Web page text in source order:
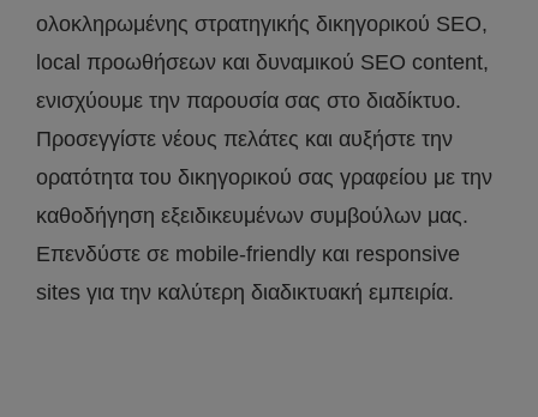
ολοκληρωμένης στρατηγικής δικηγορικού SEO,
local προωθήσεων και δυναμικού SEO content,
ενισχύουμε την παρουσία σας στο διαδίκτυο.
Προσεγγίστε νέους πελάτες και αυξήστε την
ορατότητα του δικηγορικού σας γραφείου με την
καθοδήγηση εξειδικευμένων συμβούλων μας.
Επενδύστε σε mobile-friendly και responsive
sites για την καλύτερη διαδικτυακή εμπειρία.